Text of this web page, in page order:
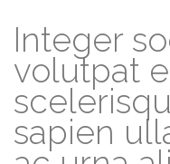
Integer
volutpat
sapien